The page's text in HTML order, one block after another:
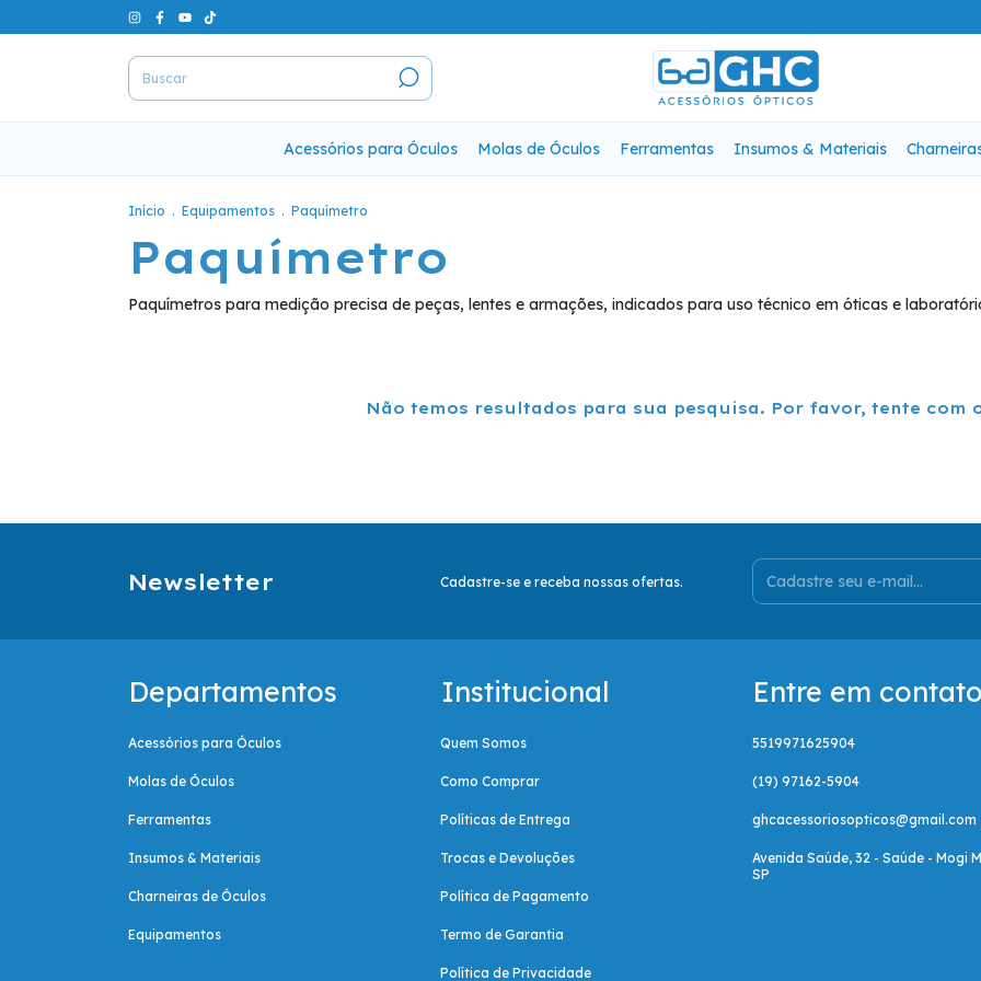
Acessórios para Óculos Molas de Óculos Ferramentas Insumos & Materiais
Início . Equipamentos . Paquímetro
Paquímetro
Paquímetros para medição precisa de peças, lentes e armações, indicados para uso técnico em óticas e
Não temos resultados para sua pesquisa. Por favor, tente com
Newsletter Cadastre-se e receba nossas ofertas.
Departamentos
Acessórios para Óculos
Molas de Óculos
Ferramentas
Insumos & Materiais
Charneiras de Óculos
Equipamentos
Institucional
Quem Somos
Como Comprar
Políticas de Entrega
Trocas e Devoluções
Política de Pagamento
Termo de Garantia
Política de Privacidade
Entre em contato
5519971625904
(19) 97162-5904
ghcacessoriosopticos@gmail.com
Avenida Saúde, 32 - Saúde - Mogi
SP